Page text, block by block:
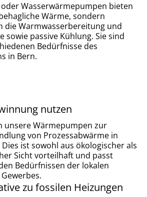
Wasserwärmepumpen bieten
Wärme, sondern
die Warmwasserbereitung und
sowie passive Kühlung. Sie sind
Bedürfnisse des
in Bern.
nutzen
unsere Wärmepumpen zur
von Prozessabwärme in
ist sowohl aus ökologischer als
Sicht vorteilhaft und passt
Bedürfnissen der lokalen
zu fossilen Heizungen